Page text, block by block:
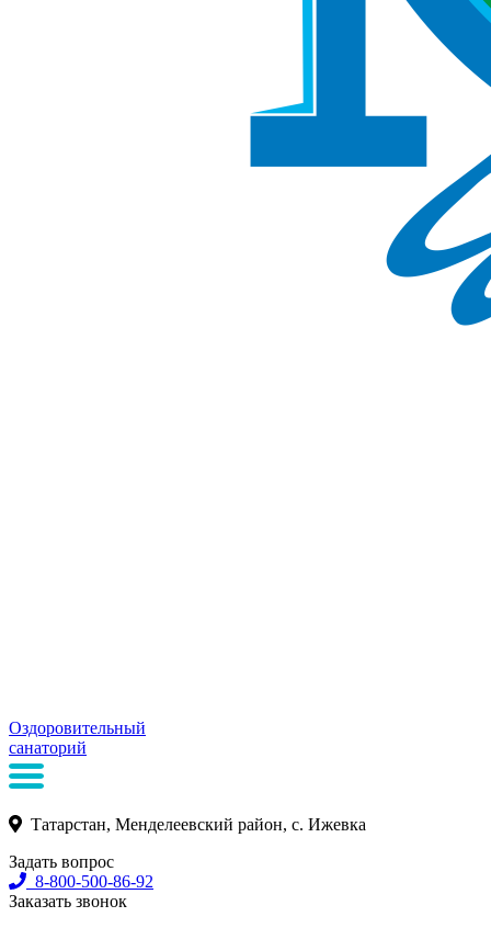
Оздоровительный
санаторий
Татарстан, Менделеевский район, с. Ижевка
Задать вопрос
8-800-500-86-92
Заказать звонок